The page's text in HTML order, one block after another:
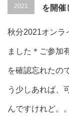
2021
を開催
秋分2021オンラ
ました＊ご参加
を確認忘れたの
う少しあれば、
んですけれど。